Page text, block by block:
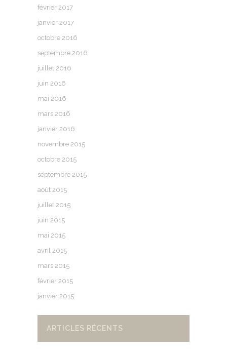
février 2017
janvier 2017
octobre 2016
septembre 2016
juillet 2016
juin 2016
mai 2016
mars 2016
janvier 2016
novembre 2015
octobre 2015
septembre 2015
août 2015
juillet 2015
juin 2015
mai 2015
avril 2015
mars 2015
février 2015
janvier 2015
ARTICLES RÉCENTS